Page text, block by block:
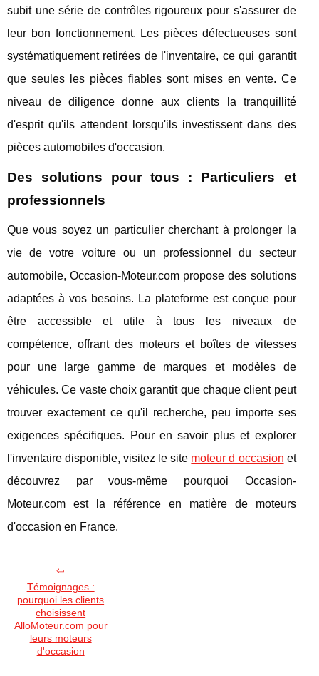
subit une série de contrôles rigoureux pour s'assurer de
leur bon fonctionnement. Les pièces défectueuses sont
systématiquement retirées de l'inventaire, ce qui garantit
que seules les pièces fiables sont mises en vente. Ce
niveau de diligence donne aux clients la tranquillité
d'esprit qu'ils attendent lorsqu'ils investissent dans des
pièces automobiles d'occasion.
Des solutions pour tous : Particuliers et
professionnels
Que vous soyez un particulier cherchant à prolonger la
vie de votre voiture ou un professionnel du secteur
automobile, Occasion-Moteur.com propose des solutions
adaptées à vos besoins. La plateforme est conçue pour
être accessible et utile à tous les niveaux de
compétence, offrant des moteurs et boîtes de vitesses
pour une large gamme de marques et modèles de
véhicules. Ce vaste choix garantit que chaque client peut
trouver exactement ce qu'il recherche, peu importe ses
exigences spécifiques. Pour en savoir plus et explorer
l'inventaire disponible, visitez le site moteur d occasion et
découvrez par vous-même pourquoi Occasion-
Moteur.com est la référence en matière de moteurs
d'occasion en France.
Témoignages :
pourquoi les clients
choisissent
AlloMoteur.com pour
leurs moteurs
d'occasion